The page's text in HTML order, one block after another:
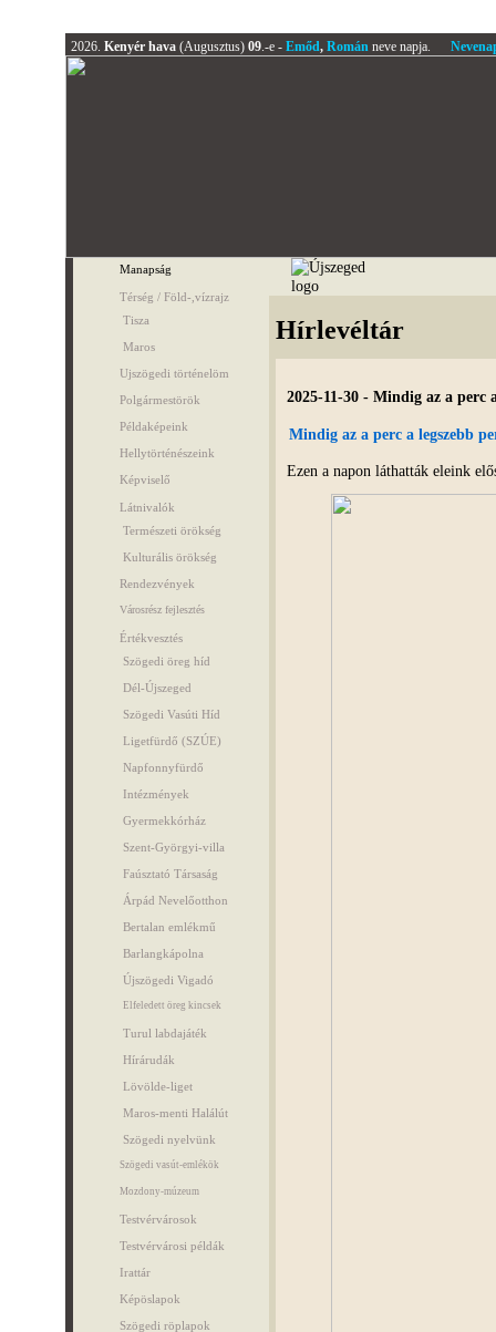
2026. Kenyér hava (Augusztus) 09.-e - Emőd, Románneve napja.
Manapság
Térség / Föld-,vízrajz
Tisza
Maros
Ujszögedi történelöm
Polgármestörök
Példaképeink
Hellytörténészeink
Képviselő
Látnivalók
Természeti örökség
Kulturális örökség
Rendezvények
Városrész fejlesztés
Értékvesztés
Szögedi öreg híd
Dél-Újszeged
Szögedi Vasúti Híd
Ligetfürdő (SZÚE)
Napfonnyfürdő
Intézmények
Gyermekkórház
Szent-Györgyi-villa
Faúsztató Társaság
Árpád Nevelőotthon
Bertalan emlékmű
Barlangkápolna
Újszögedi Vigadó
Elfeledett öreg kincsek
Turul labdajáték
Hírárudák
Lövölde-liget
Maros-menti Halálút
Szögedi nyelvünk
Szögedi vasút-emlékök
Mozdony-múzeum
Testvérvárosok
Testvérvárosi példák
Irattár
Képöslapok
Szögedi röplapok
Hírlevéltár
2025-11-30 - Mindig az a perc
Mindig az a perc a legszebb
Ezen a napon láthatták eleink